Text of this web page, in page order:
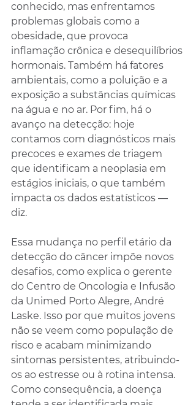
conhecido, mas enfrentamos
problemas globais como a
obesidade, que provoca
inflamação crônica e desequilíbrios
hormonais. Também há fatores
ambientais, como a poluição e a
exposição a substâncias químicas
na água e no ar. Por fim, há o
avanço na detecção: hoje
contamos com diagnósticos mais
precoces e exames de triagem
que identificam a neoplasia em
estágios iniciais, o que também
impacta os dados estatísticos —
diz.
Essa mudança no perfil etário da
detecção do câncer impõe novos
desafios, como explica o gerente
do Centro de Oncologia e Infusão
da Unimed Porto Alegre, André
Laske. Isso por que muitos jovens
não se veem como população de
risco e acabam minimizando
sintomas persistentes, atribuindo-
os ao estresse ou à rotina intensa.
Como consequência, a doença